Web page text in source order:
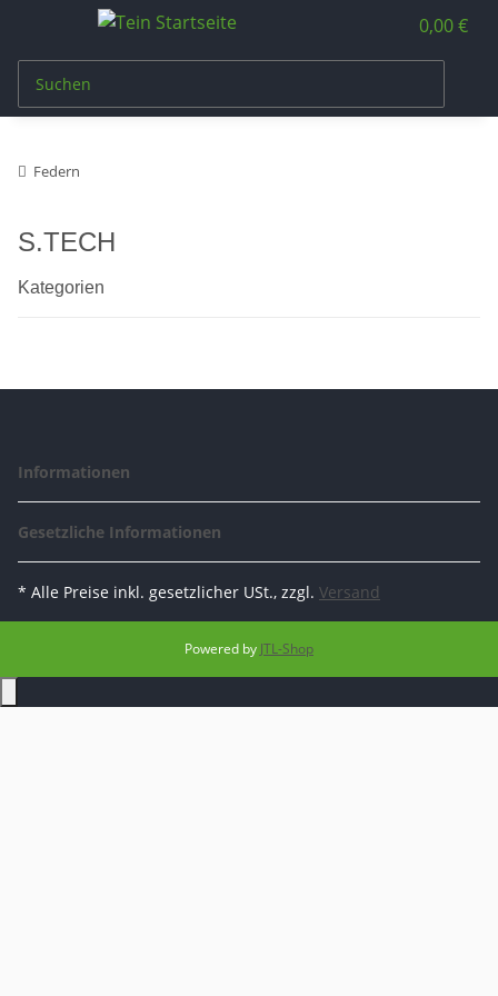
0,00 €
Federn
S.TECH
Kategorien
Informationen
Gesetzliche Informationen
* Alle Preise inkl. gesetzlicher USt., zzgl. Versand
Powered by JTL-Shop